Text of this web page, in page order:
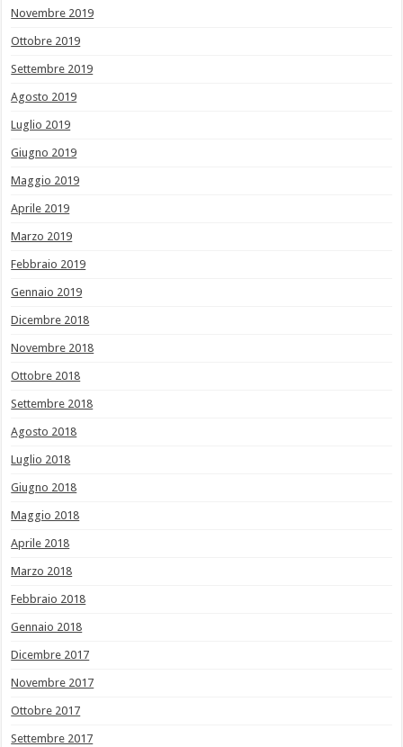
Novembre 2019
Ottobre 2019
Settembre 2019
Agosto 2019
Luglio 2019
Giugno 2019
Maggio 2019
Aprile 2019
Marzo 2019
Febbraio 2019
Gennaio 2019
Dicembre 2018
Novembre 2018
Ottobre 2018
Settembre 2018
Agosto 2018
Luglio 2018
Giugno 2018
Maggio 2018
Aprile 2018
Marzo 2018
Febbraio 2018
Gennaio 2018
Dicembre 2017
Novembre 2017
Ottobre 2017
Settembre 2017